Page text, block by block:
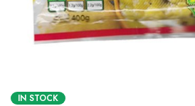
IN STOCK